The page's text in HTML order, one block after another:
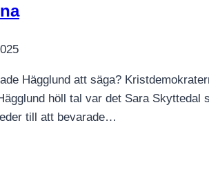
Hägglund att säga?
höll tal var det Sara
till att bevarade…